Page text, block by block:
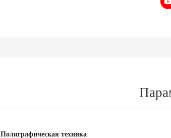
Полиграфическая техника